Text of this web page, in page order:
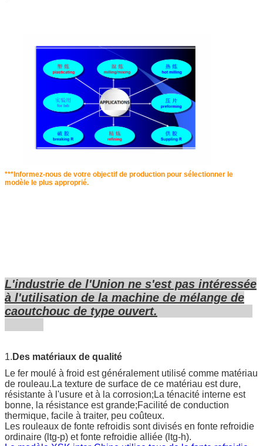
***Informez-nous de votre objectif de production pour sélectionner le
modèle le plus approprié.
L'industrie de l'Union ne s'est pas intéressée
à l'utilisation de la machine de mélange de
caoutchouc de type ouvert.
1. Des matériaux de qualité
Le fer moulé à froid est généralement utilisé comme matériau
de rouleau.La texture de surface de ce matériau est dure,
résistante à l'usure et à la corrosion;La ténacité interne est
bonne, la résistance est grande;Facilité de conduction
thermique, facile à traiter, peu coûteux.
Les rouleaux de fonte refroidis sont divisés en fonte refroidie
ordinaire (ltg-p) et fonte refroidie alliée (ltg-h).